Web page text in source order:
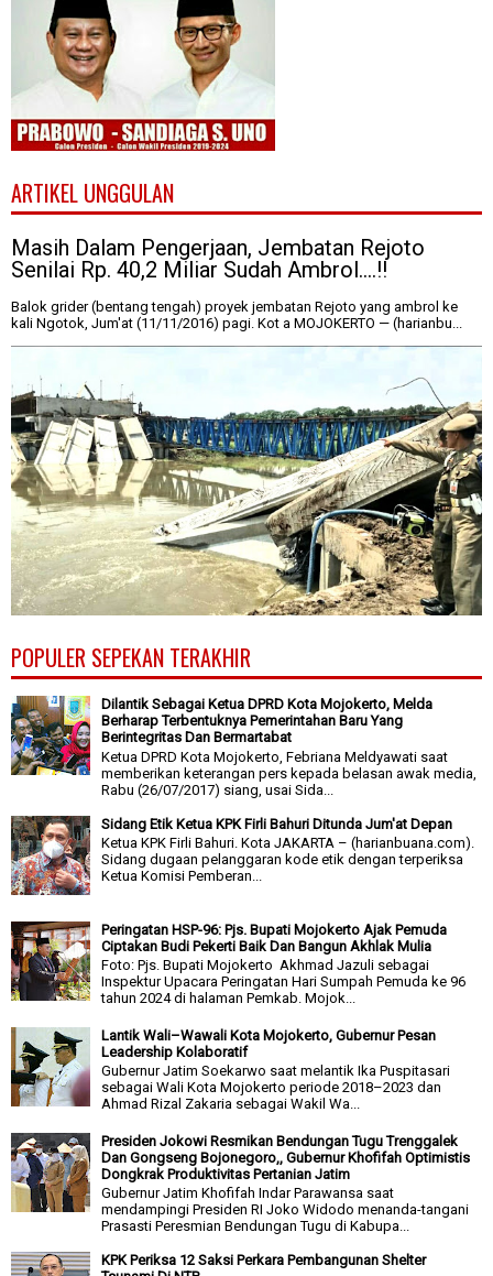
ARTIKEL UNGGULAN
Masih Dalam Pengerjaan, Jembatan Rejoto
Senilai Rp. 40,2 Miliar Sudah Ambrol....!!
Balok grider (bentang tengah) proyek jembatan Rejoto yang ambrol ke
kali Ngotok, Jum'at (11/11/2016) pagi. Kot a MOJOKERTO — (harianbu...
POPULER SEPEKAN TERAKHIR
Dilantik Sebagai Ketua DPRD Kota Mojokerto, Melda
Berharap Terbentuknya Pemerintahan Baru Yang
Berintegritas Dan Bermartabat
Ketua DPRD Kota Mojokerto, Febriana Meldyawati saat
memberikan keterangan pers kepada belasan awak media,
Rabu (26/07/2017) siang, usai Sida...
Sidang Etik Ketua KPK Firli Bahuri Ditunda Jum'at Depan
Ketua KPK Firli Bahuri. Kota JAKARTA – (harianbuana.com).
Sidang dugaan pelanggaran kode etik dengan terperiksa
Ketua Komisi Pemberan...
Peringatan HSP-96: Pjs. Bupati Mojokerto Ajak Pemuda
Ciptakan Budi Pekerti Baik Dan Bangun Akhlak Mulia
Foto: Pjs. Bupati Mojokerto Akhmad Jazuli sebagai
Inspektur Upacara Peringatan Hari Sumpah Pemuda ke 96
tahun 2024 di halaman Pemkab. Mojok...
Lantik Wali–Wawali Kota Mojokerto, Gubernur Pesan
Leadership Kolaboratif
Gubernur Jatim Soekarwo saat melantik Ika Puspitasari
sebagai Wali Kota Mojokerto periode 2018–2023 dan
Ahmad Rizal Zakaria sebagai Wakil Wa...
Presiden Jokowi Resmikan Bendungan Tugu Trenggalek
Dan Gongseng Bojonegoro,, Gubernur Khofifah Optimistis
Dongkrak Produktivitas Pertanian Jatim
Gubernur Jatim Khofifah Indar Parawansa saat
mendampingi Presiden RI Joko Widodo menanda-tangani
Prasasti Peresmian Bendungan Tugu di Kabupa...
KPK Periksa 12 Saksi Perkara Pembangunan Shelter